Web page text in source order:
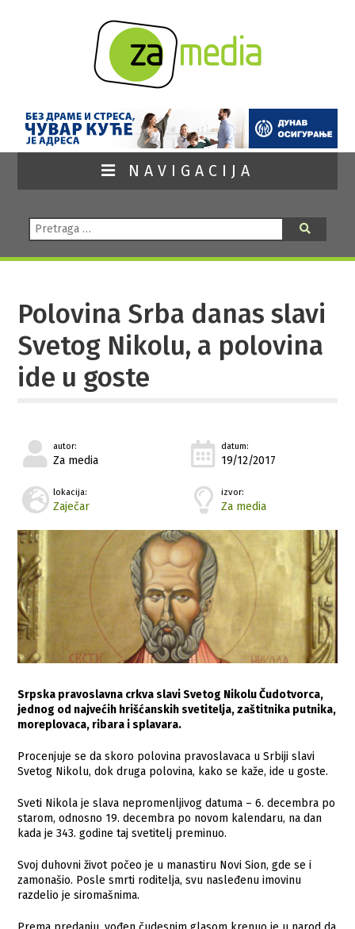
NAVIGACIJA
Pretraga:
Polovina Srba danas slavi
Svetog Nikolu, a polovina
ide u goste
autor:
Za media
datum:
19/12/2017
lokacija:
Zaječar
izvor:
Za media
Srpska pravoslavna crkva slavi Svetog Nikolu Čudotvorca,
jednog od najvećih hrišćanskih svetitelja, zaštitnika putnika,
moreplovaca, ribara i splavara.
Procenjuje se da skoro polovina pravoslavaca u Srbiji slavi
Svetog Nikolu, dok druga polovina, kako se kaže, ide u goste.
Sveti Nikola je slava nepromenljivog datuma – 6. decembra po
starom, odnosno 19. decembra po novom kalendaru, na dan
kada je 343. godine taj svetitelj preminuo.
Svoj duhovni život počeo je u manastiru Novi Sion, gde se i
zamonašio. Posle smrti roditelja, svu nasleđenu imovinu
razdelio je siromašnima.